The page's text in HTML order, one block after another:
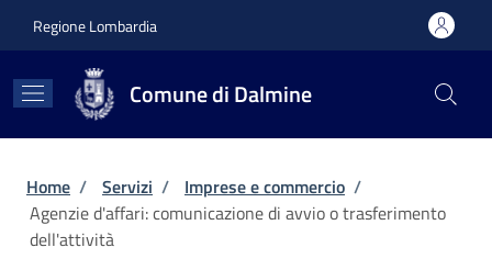
Regione Lombardia
Comune di Dalmine
Briciole di pane
Home / Servizi / Imprese e commercio /
Agenzie d'affari: comunicazione di avvio o trasferimento
dell'attività